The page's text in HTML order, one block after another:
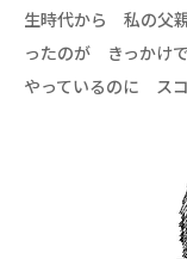
生時代から 私の父
ったのが きっかけ
やっているのに ス